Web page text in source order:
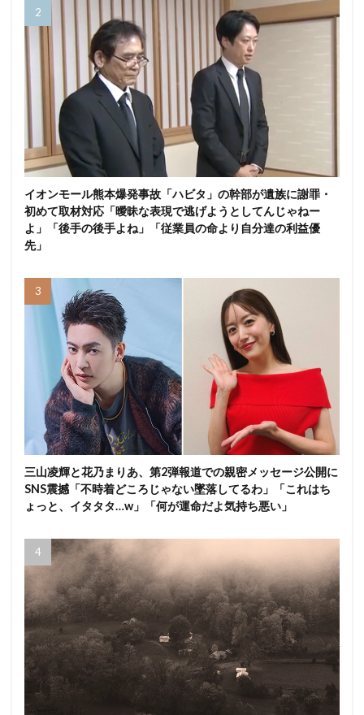
イオンモール熊本爆発事故「ハビタ」の幹部が遺族に謝罪・
初めて取材対応「曖昧な表現で逃げようとしてんじゃねー
よ」「後手の後手よね」「従業員の命より自分達の利益優
先」
三山凌輝と花乃まりあ、第2弾報道での親密メッセージ公開に
SNS震撼「不時着どころじゃない墜落してるわ」「これはち
ょっと、イタタタ…w」「何が運命だよ気持ち悪い」